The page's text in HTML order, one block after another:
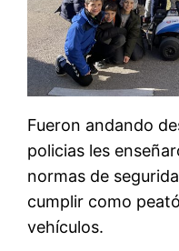
Fueron andando
policias les
normas de
cumplir como
vehículos.